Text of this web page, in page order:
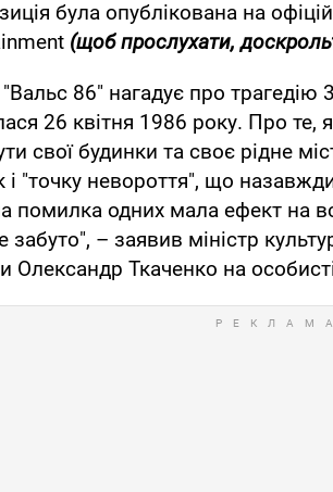
була опублікована на
(щоб прослухати,
86" нагадує про трагедію
26 квітня 1986 року. Про те,
свої будинки та своє рідне
і "точку невороття", що
помилка одних мала ефект на
забуто", – заявив міністр
Олександр Ткаченко на